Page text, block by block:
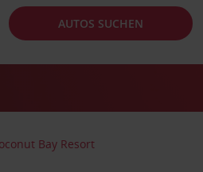
AUTOS SUCHEN
Bay Resort